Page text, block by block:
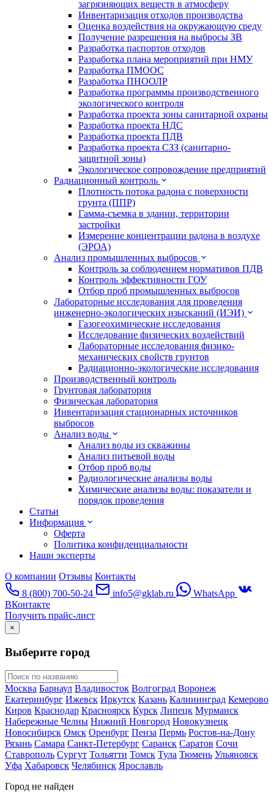
загрязняющих веществ в атмосферу
Инвентаризация отходов производства
Оценка воздействия на окружающую среду
Получение разрешения на выбросы ЗВ
Разработка паспортов отходов
Разработка плана мероприятий при НМУ
Разработка ПМООС
Разработка ПНООЛР
Разработка программы производственного
экологического контроля
Разработка проекта зоны санитарной охраны
Разработка проекта НДС
Разработка проекта ПДВ
Разработка проекта СЗЗ (санитарно-
защитной зоны)
Экологическое сопровождение предприятий
Радиационный контроль
Плотность потока радона с поверхности
грунта (ППР)
Гамма-съемка в здании, территории
застройки
Измерение концентрации радона в воздухе
(ЭРОА)
Анализ промышленных выбросов
Контроль за соблюдением нормативов ПДВ
Контроль эффективности ГОУ
Отбор проб промышленных выбросов
Лабораторные исследования для проведения
инженерно-экологических изысканий (ИЭИ)
Газогеохимические исследования
Исследование физических воздействий
Лабораторные исследования физико-
механических свойств грунтов
Радиационно-экологические исследования
Производственный контроль
Грунтовая лаборатория
Физическая лаборатория
Инвентаризация стационарных источников
выбросов
Анализ воды
Анализ воды из скважины
Анализ питьевой воды
Отбор проб воды
Радиологические анализы воды
Химические анализы воды: показатели и
порядок проведения
Статьи
Информация
Оферта
Политика конфиденциальности
Наши эксперты
О компании Отзывы Контакты
8 (800) 700-50-24
info5@gklab.ru
WhatsApp
ВКонтакте
Получить прайс-лист
×
Выберите город
Москва Барнаул Владивосток Волгоград Воронеж
Екатеринбург Ижевск Иркутск Казань Калининград Кемерово
Киров Краснодар Красноярск Курск Липецк Мурманск
Набережные Челны Нижний Новгород Новокузнецк
Новосибирск Омск Оренбург Пенза Пермь Ростов-на-Дону
Рязань Самара Санкт-Петербург Саранск Саратов Сочи
Ставрополь Сургут Тольятти Томск Тула Тюмень Ульяновск
Уфа Хабаровск Челябинск Ярославль
Город не найден